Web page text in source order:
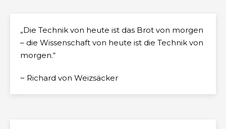
„Die Technik von heute ist das Brot von morgen
– die Wissenschaft von heute ist die Technik von
morgen.“
~ Richard von Weizsäcker